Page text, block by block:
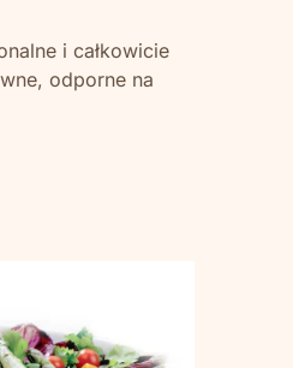
i całkowicie
odporne na